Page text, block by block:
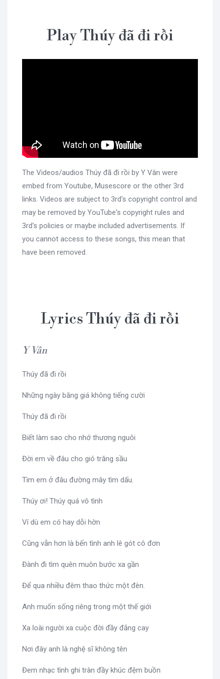
Play Thúy đã đi rồi
The Videos/audios Thúy đã đi rồi by Y Vân were
embed from Youtube, Musescore or the other 3rd
links. Videos are subject to 3rd's copyright control and
may be removed by YouTube's copyright rules and
3rd's policies or maybe included advertisements. If
you cannot access to these songs, this mean that
have been removed.
Lyrics Thúy đã đi rồi
Y Vân
Thúy đã đi rồi
Những ngày băng giá không tiếng cười
Thúy đã đi rồi
Biết làm sao cho nhớ thương nguôi
Đời em về đâu cho gió trăng sầu
Tìm em ở đâu đường mây tìm dấu.
Thúy ơi! Thúy quá vô tình
Ví dù em có hay dỗi hờn
Cũng vẫn hơn là bến tình anh lê gót cô đơn
Đành đi tìm quên muôn bước xa gần
Để qua nhiều đêm thao thức một đèn.
Anh muốn sống riêng trong một thế giới
Xa loài người xa cuộc đời đầy đắng cay
Nơi đây anh là nghệ sĩ không tên
Đem nhạc tình ghi tràn đầy khúc đệm buồn